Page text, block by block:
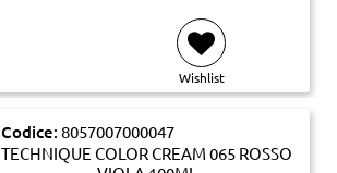
Wishlist
Codice: 8057007000047
TECHNIQUE COLOR CREAM 065 ROSSO